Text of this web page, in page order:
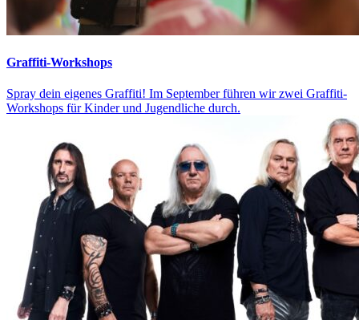
Graffiti-Workshops
Spray dein eigenes Graffiti! Im September führen wir zwei Graffiti-
Workshops für Kinder und Jugendliche durch.